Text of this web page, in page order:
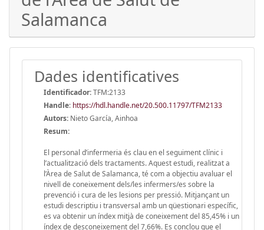
Salamanca
Dades identificatives
Identificador:TFM:2133
Handle: https://hdl.handle.net/20.500.11797/TFM2133
Autors: Nieto García, Ainhoa
Resum:
El personal d’infermeria és clau en el seguiment clínic i
l’actualització dels tractaments. Aquest estudi, realitzat a
l’Àrea de Salut de Salamanca, té com a objectiu avaluar el
nivell de coneixement dels/les infermers/es sobre la
prevenció i cura de les lesions per pressió. Mitjançant un
estudi descriptiu i transversal amb un qüestionari específic,
es va obtenir un índex mitjà de coneixement del 85,45% i un
índex de desconeixement del 7,66%. Es conclou que el